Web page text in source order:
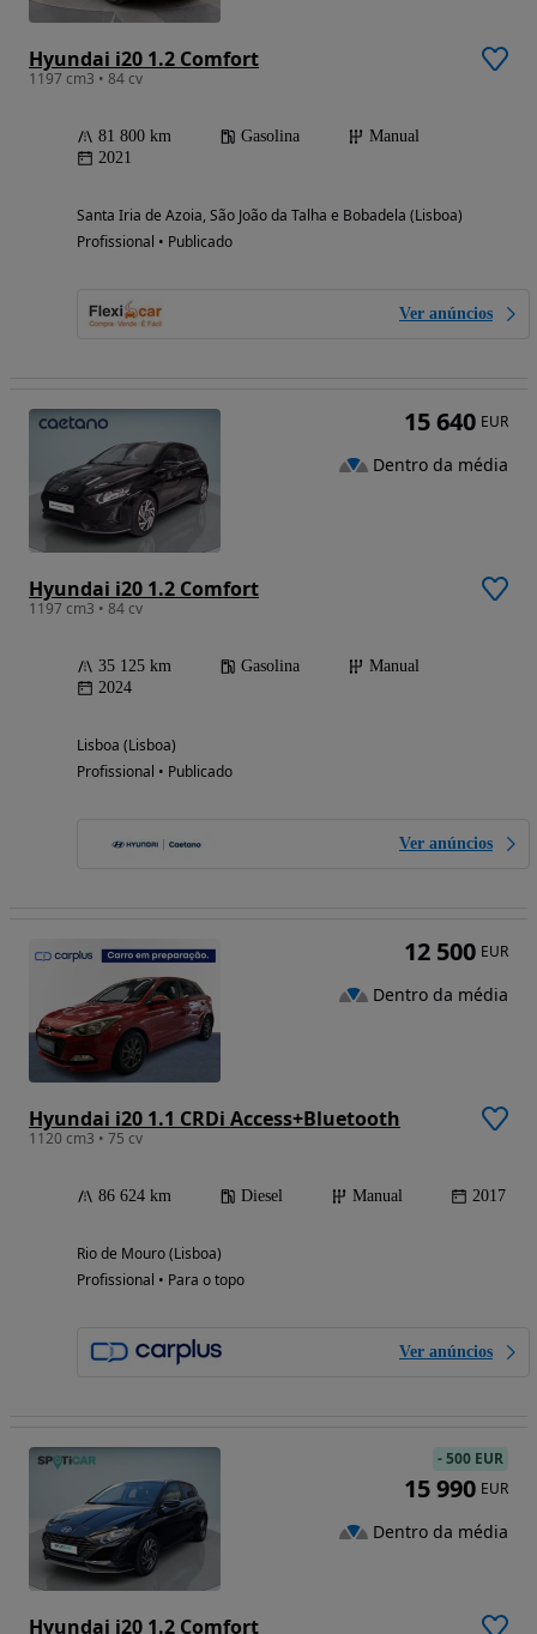
Hyundai i20 1.2 Comfort
1197 cm3 • 84 cv
81 800 km Gasolina
Manual
2021
Santa Iria de Azoia, São João da Talha e Bobadela (Lisboa)
Profissional • Publicado
Ver anúncios
Hyundai i20 1.2 Comfort
1197 cm3 • 84 cv
35 125 km Gasolina
Manual
2024
Lisboa (Lisboa)
Profissional • Publicado
Ver anúncios
15 640 EUR
Dentro da média
Hyundai i20 1.1 CRDi Access+Bluetooth
1120 cm3 • 75 cv
86 624 km Diesel Manual 2017
Rio de Mouro (Lisboa)
Profissional • Para o topo
Ver anúncios
12 500 EUR
Dentro da média
Hyundai i20 1.2 Comfort
-500 EUR
15 990 EUR
Dentro da média